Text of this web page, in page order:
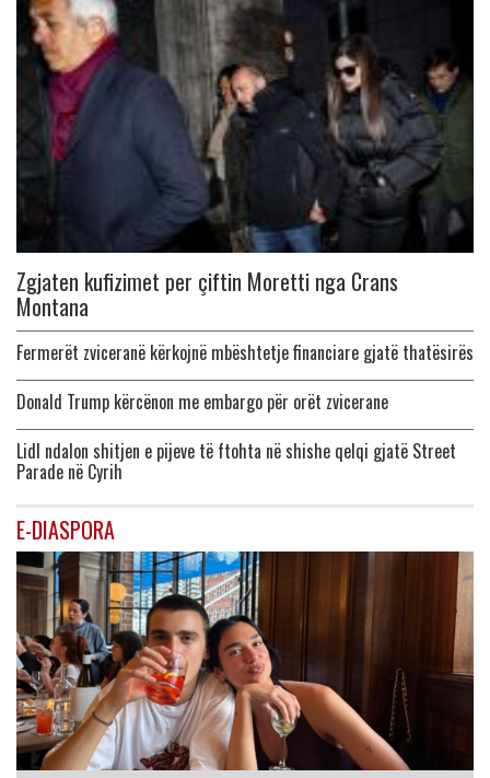
Zgjaten kufizimet per çiftin Moretti nga Crans
Montana
Fermerët zviceranë kërkojnë mbështetje financiare gjatë thatësirës
Donald Trump kërcënon me embargo për orët zvicerane
Lidl ndalon shitjen e pijeve të ftohta në shishe qelqi gjatë Street
Parade në Cyrih
E-DIASPORA